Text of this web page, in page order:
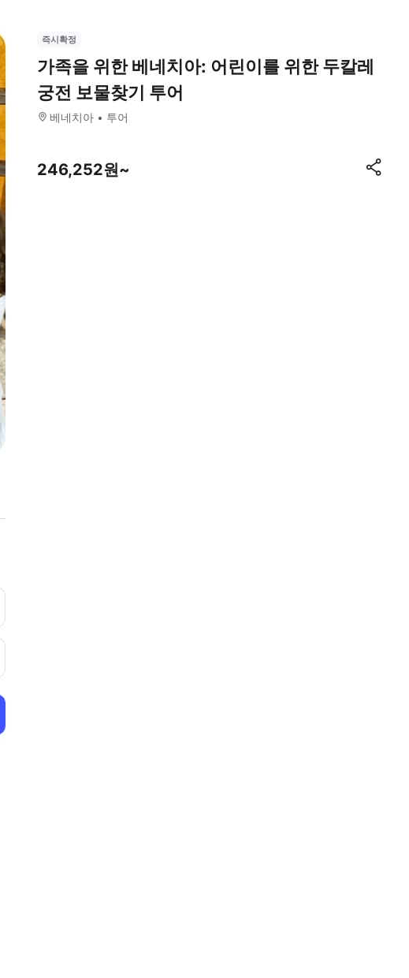
즉시확정
가족을 위한 베네치아: 어린이를 위한 두칼레
궁전 보물찾기 투어
베네치아 투어
246,252원~